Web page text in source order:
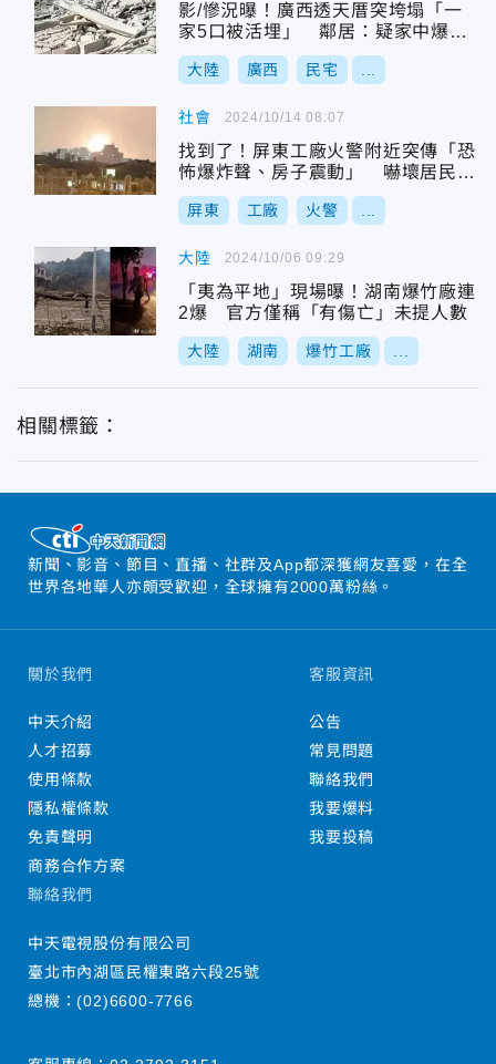
影/慘況曝！廣西透天厝突垮塌「一
家5口被活埋」 鄰居：疑家中爆竹
爆炸
大陸 廣西 民宅
社會
找到了！屏東工廠火警附近突傳「恐
怖爆炸聲、房子震動」 嚇壞居民元
凶曝光
屏東 工廠 火警
2024/10/14 08:07
大陸
「夷為平地」現場曝！湖南爆竹廠連
2爆 官方僅稱「有傷亡」未提人數
大陸 湖南 爆竹工廠
2024/10/06 09:29
相關標籤：
新聞、影音、節目、直播、社群及App都深獲網友喜愛，在全
世界各地華人亦頗受歡迎，全球擁有2000萬粉絲。
關於我們
中天介紹
人才招募
使用條款
隱私權條款
免責聲明
商務合作方案
客服資訊
公告
常見問題
聯絡我們
我要爆料
我要投稿
聯絡我們
中天電視股份有限公司
臺北市內湖區民權東路六段25號
總機：(02)6600-7766